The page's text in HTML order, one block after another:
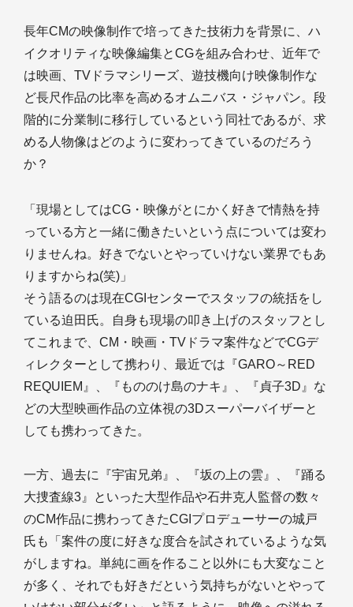
長年CMの映像制作で培ってきた技術力を背景に、ハ
イクオリティな映像編集とCGを組み合わせ、近年で
は映画、TVドラマシリーズ、遊技機向け映像制作な
ど長尺作品の比率を高めるオムニバス・ジャパン。段
階的に分業制に移行しているという同社であるが、求
める人物像はどのように変わってきているのだろう
か？
「現場としてはCG・映像がとにかく好きで情熱を持
っている方と一緒に働きたいという点については変わ
りませんね。好きでないとやっていけない業界でもあ
りますからね(笑)」
そう語るのは現在CGIセンターでスタッフの統括をし
ている迫田氏。自身も現場の叩き上げのスタッフとし
てこれまで、CM・映画・TVドラマ案件などでCGデ
ィレクターとして携わり、最近では『GARO～RED
REQUIEM』、『もののけ島のナキ』、『貞子3D』な
どの大型映画作品の立体視の3Dスーパーバイザーと
しても携わってきた。
一方、過去に『宇宙兄弟』、『坂の上の雲』、『踊る
大捜査線3』といった大型作品や石井克人監督の数々
のCM作品に携わってきたCGIプロデューサーの城戸
氏も「案件の度に好きな度合を試されているような気
がしますね。単純に画を作ること以外にも大変なこと
が多く、それでも好きだという気持ちがないとやって